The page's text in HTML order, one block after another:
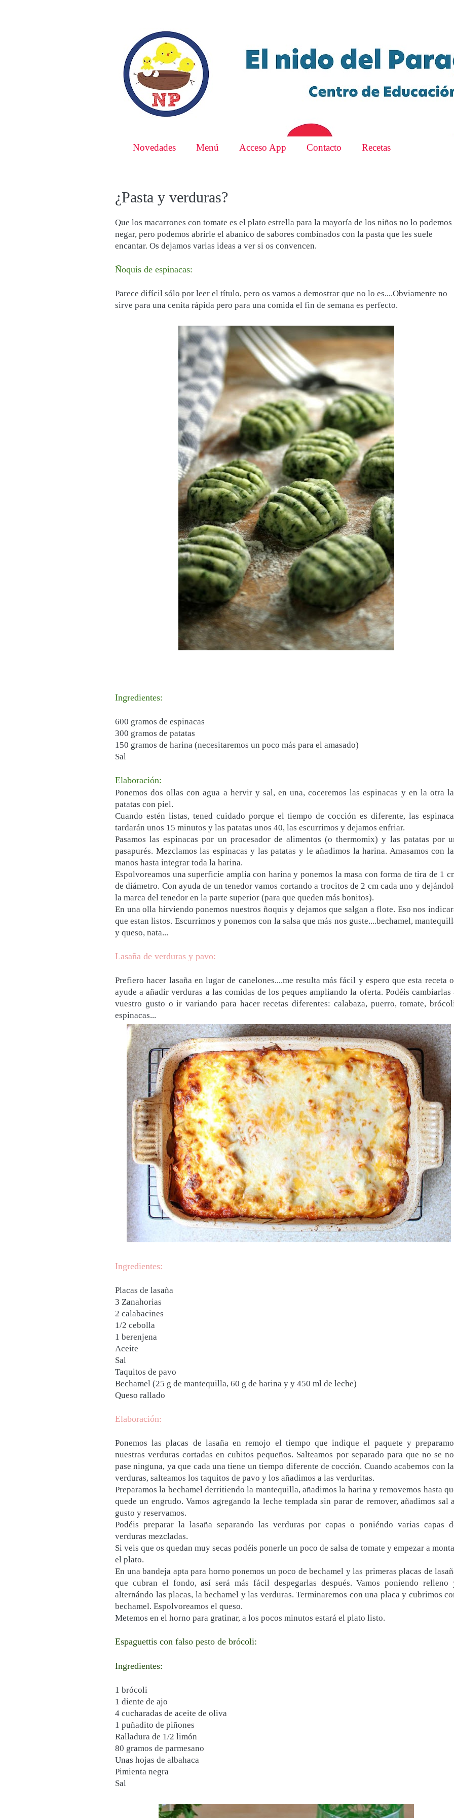
Novedades Menú Acceso App Contacto Recetas
¿Pasta y verduras?
Que los macarrones con tomate es el plato estrella para la mayoría de los niños no lo podemos
negar, pero podemos abrirle el abanico de sabores combinados con la pasta que les suele
encantar. Os dejamos varias ideas a ver si os convencen.
Ñoquis de espinacas:
Parece difícil sólo por leer el título, pero os vamos a demostrar que no lo es....Obviamente no
sirve para una cenita rápida pero para una comida el fin de semana es perfecto.
Ingredientes:
600 gramos de espinacas
300 gramos de patatas
150 gramos de harina (necesitaremos un poco más para el amasado)
Sal
Elaboración:
Ponemos dos ollas con agua a hervir y sal, en una, coceremos las espinacas y en la otra
patatas con piel.
Cuando estén listas, tened cuidado porque el tiempo de cocción es diferente, las
tardarán unos 15 minutos y las patatas unos 40, las escurrimos y dejamos enfriar.
Pasamos las espinacas por un procesador de alimentos (o thermomix) y las patatas por
pasapurés. Mezclamos las espinacas y las patatas y le añadimos la harina. Amasamos con
manos hasta integrar toda la harina.
Espolvoreamos una superficie amplia con harina y ponemos la masa con forma de tira de 1
de diámetro. Con ayuda de un tenedor vamos cortando a trocitos de 2 cm cada uno y
la marca del tenedor en la parte superior (para que queden más bonitos).
En una olla hirviendo ponemos nuestros ñoquis y dejamos que salgan a flote. Eso nos
que estan listos. Escurrimos y ponemos con la salsa que más nos guste....bechamel,
y queso, nata...
Lasaña de verduras y pavo:
Prefiero hacer lasaña en lugar de canelones....me resulta más fácil y espero que esta receta
ayude a añadir verduras a las comidas de los peques ampliando la oferta. Podéis cambiarlas
vuestro gusto o ir variando para hacer recetas diferentes: calabaza, puerro, tomate,
espinacas...
Ingredientes:
Placas de lasaña
3 Zanahorias
2 calabacines
1/2 cebolla
1 berenjena
Aceite
Sal
Taquitos de pavo
Bechamel (25 g de mantequilla, 60 g de harina y y 450 ml de leche)
Queso rallado
Elaboración:
Ponemos las placas de lasaña en remojo el tiempo que indique el paquete y
nuestras verduras cortadas en cubitos pequeños. Salteamos por separado para que no se
pase ninguna, ya que cada una tiene un tiempo diferente de cocción. Cuando acabemos con
verduras, salteamos los taquitos de pavo y los añadimos a las verduritas.
Preparamos la bechamel derritiendo la mantequilla, añadimos la harina y removemos hasta
quede un engrudo. Vamos agregando la leche templada sin parar de remover, añadimos sal
gusto y reservamos.
Podéis preparar la lasaña separando las verduras por capas o poniéndo varias capas
verduras mezcladas.
Si veis que os quedan muy secas podéis ponerle un poco de salsa de tomate y empezar a
el plato.
En una bandeja apta para horno ponemos un poco de bechamel y las primeras placas de
que cubran el fondo, así será más fácil despegarlas después. Vamos poniendo relleno
alternándo las placas, la bechamel y las verduras. Terminaremos con una placa y cubrimos
bechamel. Espolvoreamos el queso.
Metemos en el horno para gratinar, a los pocos minutos estará el plato listo.
Espaguettis con falso pesto de brócoli:
Ingredientes:
1 brócoli
1 diente de ajo
4 cucharadas de aceite de oliva
1 puñadito de piñones
Ralladura de 1/2 limón
80 gramos de parmesano
Unas hojas de albahaca
Pimienta negra
Sal